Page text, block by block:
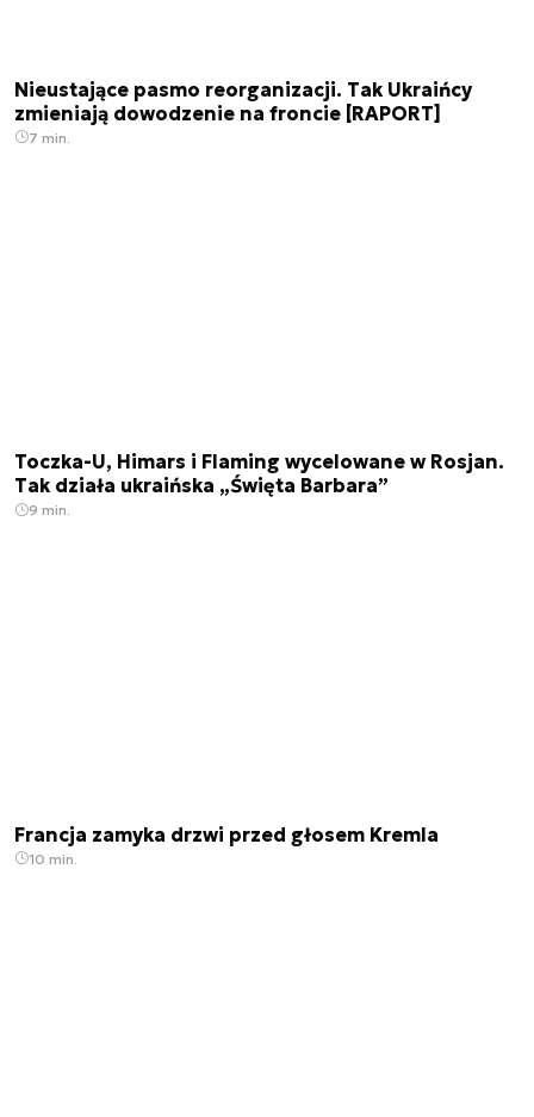
Nieustające pasmo reorganizacji. Tak Ukraińcy
zmieniają dowodzenie na froncie [RAPORT]
7 min.
Toczka-U, Himars i Flaming wycelowane w Rosjan.
Tak działa ukraińska „Święta Barbara”
9 min.
Francja zamyka drzwi przed głosem Kremla
10 min.